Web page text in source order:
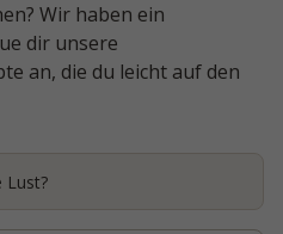
Wir haben ein
dir unsere
an, die du leicht auf den